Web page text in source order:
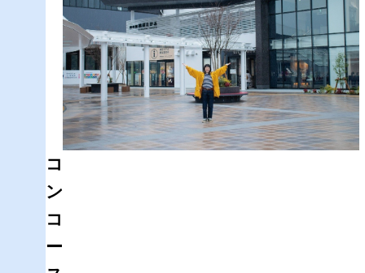
コ
ン
コ
ー